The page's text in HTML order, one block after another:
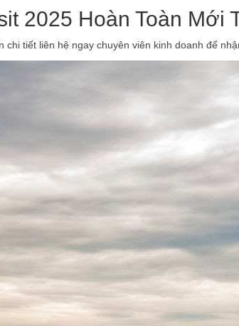
2025 Hoàn Toàn Mới
chi tiết liên hệ ngay chuyên viên kinh doanh để